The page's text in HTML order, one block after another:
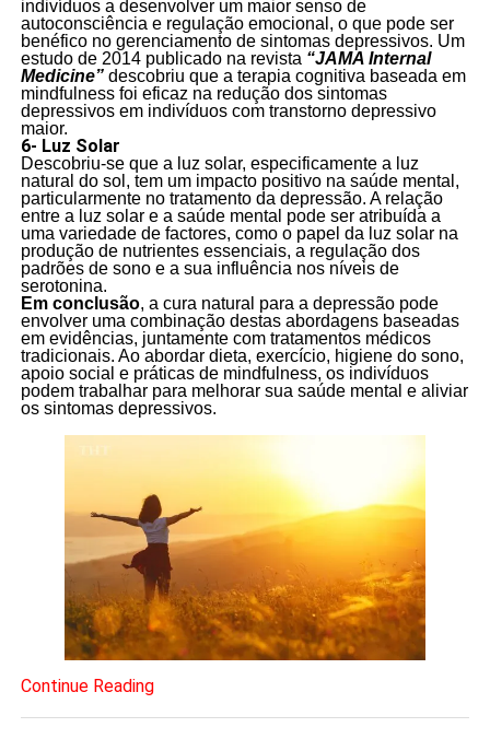
indivíduos a desenvolver um maior senso de
autoconsciência e regulação emocional, o que pode ser
benéfico no gerenciamento de sintomas depressivos. Um
estudo de 2014 publicado na revista “JAMA Internal
Medicine” descobriu que a terapia cognitiva baseada em
mindfulness foi eficaz na redução dos sintomas
depressivos em indivíduos com transtorno depressivo
maior.
6- Luz Solar
Descobriu-se que a luz solar, especificamente a luz
natural do sol, tem um impacto positivo na saúde mental,
particularmente no tratamento da depressão. A relação
entre a luz solar e a saúde mental pode ser atribuída a
uma variedade de factores, como o papel da luz solar na
produção de nutrientes essenciais, a regulação dos
padrões de sono e a sua influência nos níveis de
serotonina.
Em conclusão, a cura natural para a depressão pode
envolver uma combinação destas abordagens baseadas
em evidências, juntamente com tratamentos médicos
tradicionais. Ao abordar dieta, exercício, higiene do sono,
apoio social e práticas de mindfulness, os indivíduos
podem trabalhar para melhorar sua saúde mental e aliviar
os sintomas depressivos.
Continue Reading